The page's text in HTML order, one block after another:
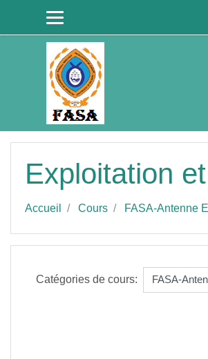
Exploitation
Accueil Cours FASA-Antenne
Catégories de cours: